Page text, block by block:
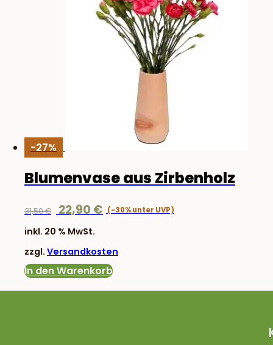
-27%
Blumenvase aus Zirbenholz
31,50€
Ursprünglicher
war:
31,50 €
22,90 €
inkl. 20 % MwSt.
zzgl. Versandkosten
In den Warenkorb